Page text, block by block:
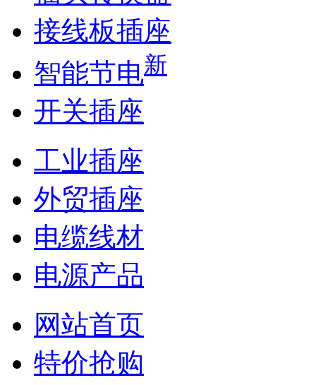
接线板插座
智能节电新
开关插座
工业插座
外贸插座
电缆线材
电源产品
网站首页
特价抢购